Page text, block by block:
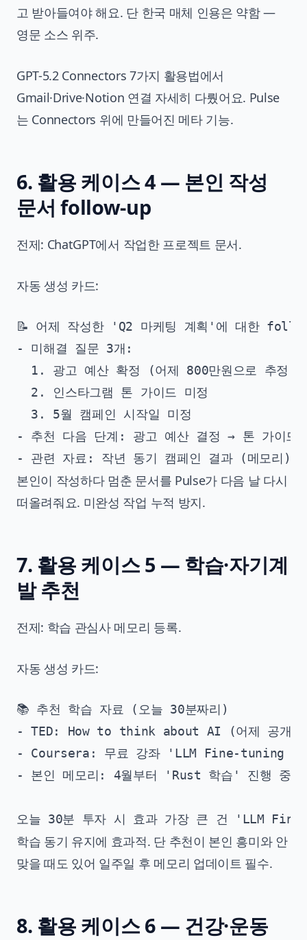
고 받아들여야 해요. 단 한국 매체 인용은 약함 —
영문 소스 위주.
GPT-5.2 Connectors 7가지 활용법에서
Gmail·Drive·Notion 연결 자세히 다뤘어요. Pulse
는 Connectors 위에 만들어진 메타 기능.
6. 활용 케이스 4 — 본인 작성
문서 follow-up
전제: ChatGPT에서 작업한 프로젝트 문서.
자동 생성 카드:
📝 어제 작성한 'Q2 마케팅 계획'에 대한
- 미해결 질문 3개:
  1. 광고 예산 확정 (어제 800만원으로 추정)
  2. 인스타그램 톤 가이드 미정
  3. 5월 캠페인 시작일 미정
- 추천 다음 단계: 광고 예산 결정 → 톤 가이드
본인이 작성하다 멈춘 문서를 Pulse가 다음 날 다시
떠올려줘요. 미완성 작업 누적 방지.
7. 활용 케이스 5 — 학습·자기계
발 추천
전제: 학습 관심사 메모리 등록.
자동 생성 카드:
📚 추천 학습 자료 (오늘 30분짜리)
- TED: How to think about AI (어제 공개)
- Coursera: 무료 강좌 'LLM Fine-tuning
- 본인 메모리: 4월부터 'Rust 학습' 진행 중 →
학습 동기 유지에 효과적. 단 추천이 본인 흥미와 안
맞을 때도 있어 일주일 후 메모리 업데이트 필수.
8. 활용 케이스 6 — 건강·운동